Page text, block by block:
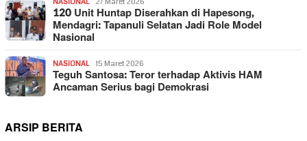
120 Unit Huntap Diserahkan di Hapesong,
Mendagri: Tapanuli Selatan Jadi Role Model
Nasional
NASIONAL 15 Maret 2026
Teguh Santosa: Teror terhadap Aktivis HAM
Ancaman Serius bagi Demokrasi
ARSIP BERITA